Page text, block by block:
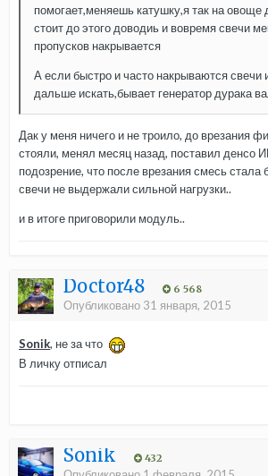
помогает,меняешь катушку,я так на овоще
стоит до этого доводиь и вовремя свечи
пропусков накрывается
А если быстро и часто накрываются свечи
дальше искать,бывает генератор дурака
Дак у меня ничего и не троило, до врезания
стояли, менял месяц назад, поставил денсо
подозрение, что после врезания смесь стала
свечи не выдержали сильной нагрузки..
и в итоге приговорили модуль..
Doctor48 6 568
Опубликовано 31 января, 2015
Sonik, не за что
В личку отписал
Sonik 432